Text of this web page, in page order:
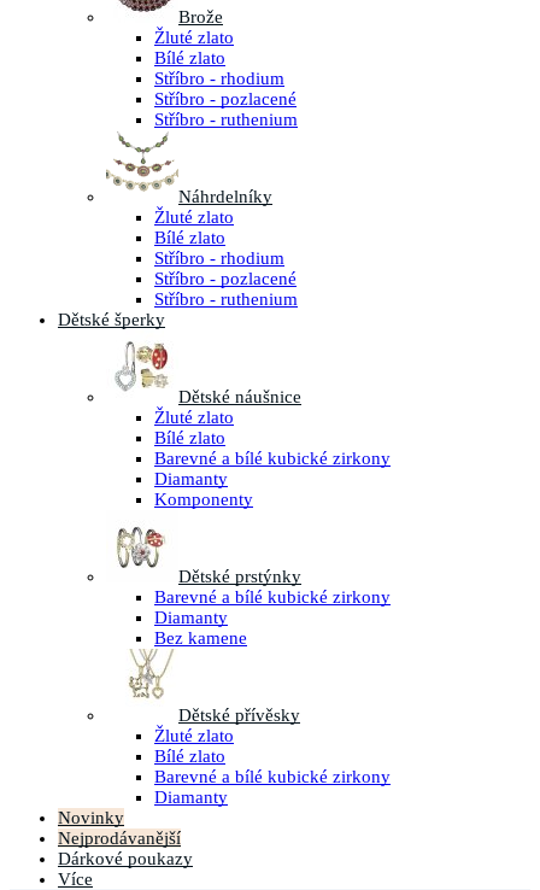
Brože
Žluté zlato
Bílé zlato
Stříbro - rhodium
Stříbro - pozlacené
Stříbro - ruthenium
Náhrdelníky
Žluté zlato
Bílé zlato
Stříbro - rhodium
Stříbro - pozlacené
Stříbro - ruthenium
Dětské šperky
Dětské náušnice
Žluté zlato
Bílé zlato
Barevné a bílé kubické zirkony
Diamanty
Komponenty
Dětské prstýnky
Barevné a bílé kubické zirkony
Diamanty
Bez kamene
Dětské přívěsky
Žluté zlato
Bílé zlato
Barevné a bílé kubické zirkony
Diamanty
Novinky
Nejprodávanější
Dárkové poukazy
Více